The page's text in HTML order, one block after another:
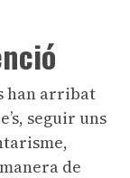
han arribat
seguir uns
de